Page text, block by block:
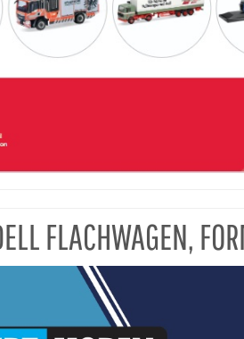
FLACHWAGEN,